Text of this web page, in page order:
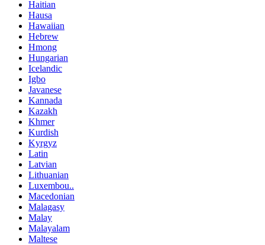
Haitian
Hausa
Hawaiian
Hebrew
Hmong
Hungarian
Icelandic
Igbo
Javanese
Kannada
Kazakh
Khmer
Kurdish
Kyrgyz
Latin
Latvian
Lithuanian
Luxembou..
Macedonian
Malagasy
Malay
Malayalam
Maltese